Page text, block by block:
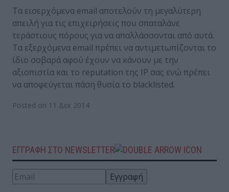
Τα εισερχόμενα email αποτελούν τη μεγαλύτερη
απειλή για τις επιχειρήσεις που σπαταλάνε
τεράστιους πόρους για να απαλλάσσονται από αυτά.
Τα εξερχόμενα email πρέπει να αντιμετωπίζονται το
ίδιο σοβαρά αφού έχουν να κάνουν με την
αξιοπιστία και το reputation της IP σας ενώ πρέπει
να αποφεύγεται πάση θυσία το blacklisted.
Posted on 11 Δεκ 2014
ΕΓΓΡΑΦΗ ΣΤΟ NEWSLETTER